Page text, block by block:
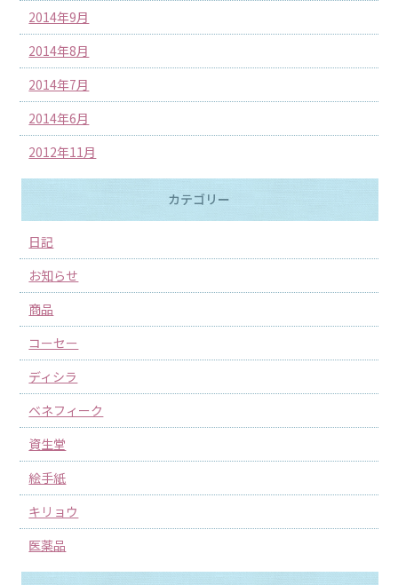
2014年9月
2014年8月
2014年7月
2014年6月
2012年11月
カテゴリー
日記
お知らせ
商品
コーセー
ディシラ
ベネフィーク
資生堂
絵手紙
キリョウ
医薬品